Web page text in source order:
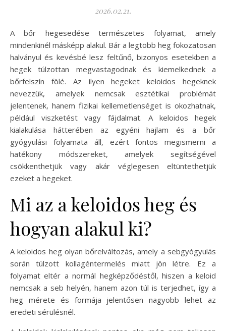
2026.02.21.
A bőr hegesedése természetes folyamat, amely
mindenkinél másképp alakul. Bár a legtöbb heg fokozatosan
halványul és kevésbé lesz feltűnő, bizonyos esetekben a
hegek túlzottan megvastagodnak és kiemelkednek a
bőrfelszín fölé. Az ilyen hegeket keloidos hegeknek
nevezzük, amelyek nemcsak esztétikai problémát
jelentenek, hanem fizikai kellemetlenséget is okozhatnak,
például viszketést vagy fájdalmat. A keloidos hegek
kialakulása hátterében az egyéni hajlam és a bőr
gyógyulási folyamata áll, ezért fontos megismerni a
hatékony módszereket, amelyek segítségével
csökkenthetjük vagy akár véglegesen eltüntethetjük
ezeket a hegeket.
Mi az a keloidos heg és
hogyan alakul ki?
A keloidos heg olyan bőrelváltozás, amely a sebgyógyulás
során túlzott kollagéntermelés miatt jön létre. Ez a
folyamat eltér a normál hegképződéstől, hiszen a keloid
nemcsak a seb helyén, hanem azon túl is terjedhet, így a
heg mérete és formája jelentősen nagyobb lehet az
eredeti sérülésnél.